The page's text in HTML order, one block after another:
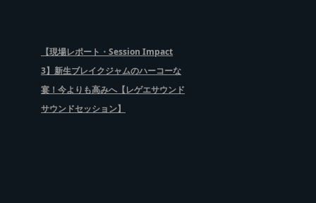
【現場レポート・Session Impact
3】新生ブレイクジャムのハーコーな
宴！今よりも高みへ【レゲエサウンド
サウンドセッション】